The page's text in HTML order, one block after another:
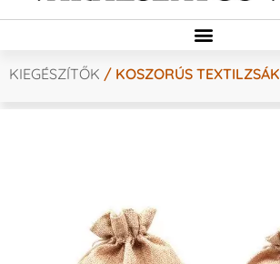
KIEGÉSZÍTŐK / KOSZORÚS TEXTILZSÁK